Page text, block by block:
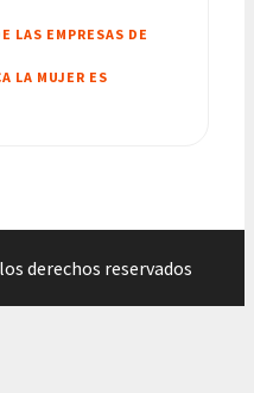
LAS EMPRESAS DE
LA MUJER ES
derechos reservados